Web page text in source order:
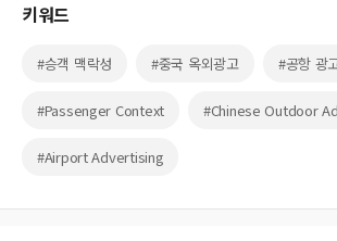
키워드
#승객 맥락성 #중국 옥외광고 #공항 광
#Passenger Context #Chinese Outdoor
#Airport Advertising